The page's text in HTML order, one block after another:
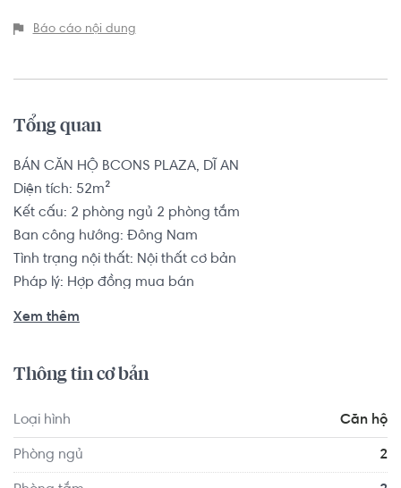
Báo cáo nội dung
Tổng quan
BÁN CĂN HỘ BCONS PLAZA, DĨ AN
Diện tích: 52m²
Kết cấu: 2 phòng ngủ 2 phòng tắm
Ban công hướng: Đông Nam
Tình trạng nội thất: Nội thất cơ bản
Pháp lý: Hợp đồng mua bán
án Bcons Plaza còn được tận hưởng hạ tầng giao thông
kết nối đến các vị trí quan trọng trong TP Dĩ An cũng như
các tỉnh, thành phố lân cận. Chỉ mất 30 phút để quý
Xem thêm
Thông tin cơ bản
Loại hình Căn hộ
Phòng ngủ 2